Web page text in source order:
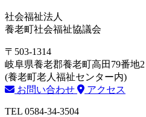
社会福祉法人
養老町社会福祉協議会
〒503-1314
岐阜県養老郡養老町高田79番地2
(養老町老人福祉センター内)
お問い合わせ
アクセス
TEL 0584-34-3504